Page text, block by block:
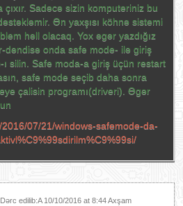
Sadəcə sizin komputeriniz bu
Ən yaxşısı köhnə sistemi
həll olacaq. Yox əgər yazdığız
dəndisə onda safe mode- ilə giriş
silin. Safe moda-a giriş üçün restart
safe mode seçib daha sonra
çalisin programı(driveri). Əgər
07/21/windows-safemode-da-
edilib:A 10/10/2016 at 8:44 Axşam